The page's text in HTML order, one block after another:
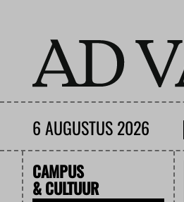
6 AUGUSTUS 2026
CAMPUS
& CULTUUR